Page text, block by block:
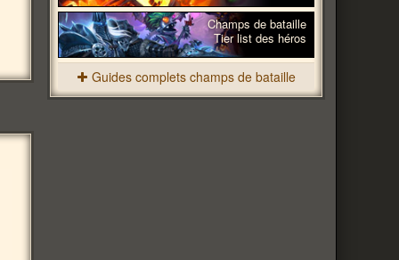
Champs de bataille
Tier list des héros
Guides complets champs de bataille